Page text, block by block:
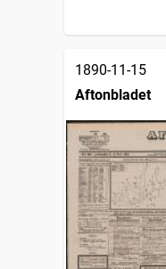
1890-11-15
Aftonbladet